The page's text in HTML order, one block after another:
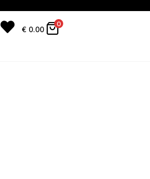
 € 0.00
0